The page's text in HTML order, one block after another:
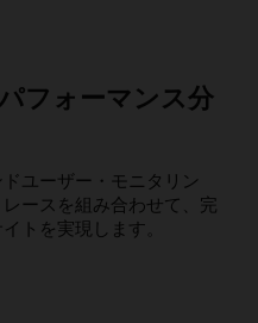
フォーマンス分
ユーザー・モニタリン
ースを組み合わせて、完
トを実現します。